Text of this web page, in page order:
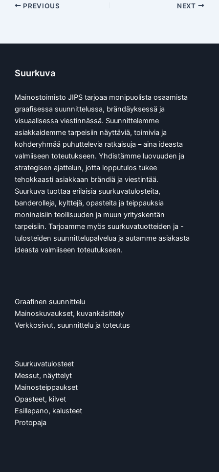
PREVIOUS NEXT
Suurkuva
Mainostoimisto JIPS tarjoaa monipuolista osaamista
graafisessa suunnittelussa, brändäyksessä ja
visuaalisessa viestinnässä. Suunnittelemme
asiakkaidemme tarpeisiin näyttäviä, toimivia ja
kohderyhmää puhuttelevia ratkaisuja – aina ideasta
valmiiseen toteutukseen. Yhdistämme luovuuden ja
strategisen ajattelun, jotta lopputulos tukee
tehokkaasti asiakkaan brändiä ja viestintää.
Suurkuva tuottaa erilaisia suurkuvatulosteita,
banderolleja, kylttejä, opasteita ja teippauksia
moninaisiin teollisuuden ja muun yrityskentän
tarpeisiin. Tarjoamme myös suurkuvatuotteiden ja -
tulosteiden suunnittelupalvelua ja autamme asiakasta
ideasta valmiiseen toteutukseen.
Graafinen suunnittelu
Mainoskuvaukset, kuvankäsittely
Verkkosivut, suunnittelu ja toteutus
Suurkuvatulosteet
Messut, näyttelyt
Mainosteippaukset
Opasteet, kilvet
Esillepano, kalusteet
Protopaja